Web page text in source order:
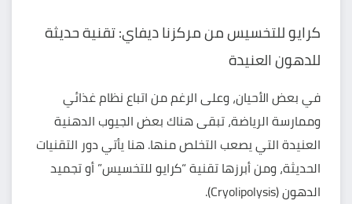
كرايو للتخسيس من مركزنا ديفاي: تقنية حديثة
للدهون العنيدة
في بعض الأحيان، وعلى الرغم من اتباع نظام غذائي
وممارسة الرياضة، تبقى هناك بعض الجيوب الدهنية
العنيدة التي يصعب التخلص منها. هنا يأتي دور التقنيات
الحديثة، ومن أبرزها تقنية “كرايو للتخسيس” أو تجميد
الدهون (Cryolipolysis).